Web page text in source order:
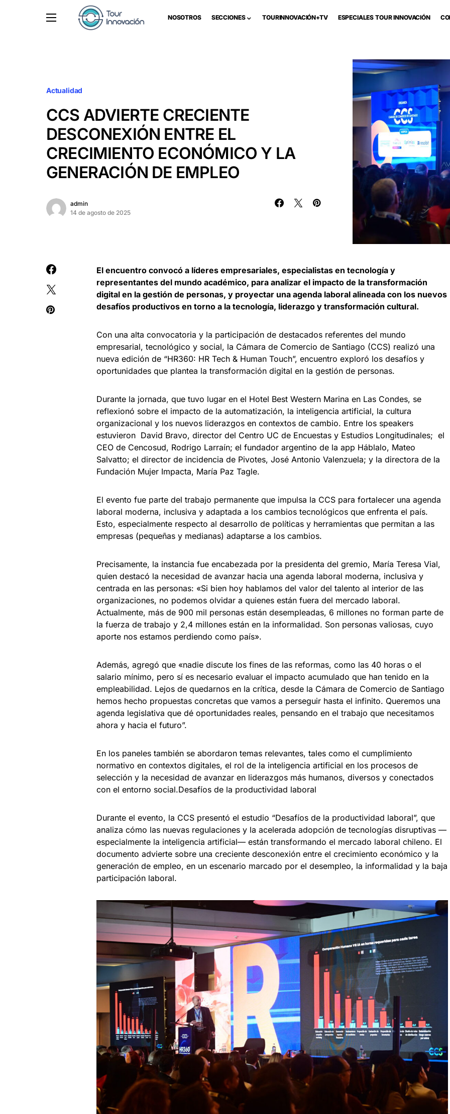
NOSOTROS SECCIONES TOURINNOVACIÓN+TV ESPECIALES TOUR INNOVACIÓN
Actualidad
CCS ADVIERTE CRECIENTE
DESCONEXIÓN ENTRE EL
CRECIMIENTO ECONÓMICO Y LA
GENERACIÓN DE EMPLEO ​
admin
14 de agosto de 2025
El encuentro convocó a líderes empresariales, especialistas en tecnología y
representantes del mundo académico, para analizar el impacto de la transformación
digital en la gestión de personas, y proyectar una agenda laboral alineada con los nuevos
desafíos productivos en torno a la tecnología, liderazgo y transformación cultural.
Con una alta convocatoria y la participación de destacados referentes del mundo
empresarial, tecnológico y social, la Cámara de Comercio de Santiago (CCS) realizó una
nueva edición de “HR360: HR Tech & Human Touch”, encuentro exploró los desafíos y
oportunidades que plantea la transformación digital en la gestión de personas.
Durante la jornada, que tuvo lugar en el Hotel Best Western Marina en Las Condes, se
reflexionó sobre el impacto de la automatización, la inteligencia artificial, la cultura
organizacional y los nuevos liderazgos en contextos de cambio. Entre los speakers
estuvieron ​ David Bravo, director del Centro UC de Encuestas y Estudios Longitudinales; ​ el
CEO de Cencosud, Rodrigo Larraín; el fundador argentino de la app Háblalo, Mateo
Salvatto; el director de incidencia de Pivotes, José Antonio Valenzuela; y la directora de la
Fundación Mujer Impacta, María Paz Tagle.
El evento fue parte del trabajo permanente que impulsa la CCS para fortalecer una agenda
laboral moderna, inclusiva y adaptada a los cambios tecnológicos que enfrenta el país.
Esto, especialmente respecto al desarrollo de políticas y herramientas que permitan a las
empresas (pequeñas y medianas) adaptarse a los cambios.
Precisamente, la instancia fue encabezada por la presidenta del gremio, María Teresa Vial,
quien destacó la necesidad de avanzar hacia una agenda laboral moderna, inclusiva y
centrada en las personas: «Si bien hoy hablamos del valor del talento al interior de las
organizaciones, no podemos olvidar a quienes están fuera del mercado laboral.
Actualmente, más de 900 mil personas están desempleadas, 6 millones no forman parte de
la fuerza de trabajo y 2,4 millones están en la informalidad. Son personas valiosas, cuyo
aporte nos estamos perdiendo como país».
Además, agregó que «nadie discute los fines de las reformas, como las 40 horas o el
salario mínimo, pero sí es necesario evaluar el impacto acumulado que han tenido en la
empleabilidad. Lejos de quedarnos en la crítica, desde la Cámara de Comercio de Santiago
hemos hecho propuestas concretas que vamos a perseguir hasta el infinito. Queremos una
agenda legislativa que dé oportunidades reales, pensando en el trabajo que necesitamos
ahora y hacia el futuro”.
En los paneles también se abordaron temas relevantes, tales como el cumplimiento
normativo en contextos digitales, el rol de la inteligencia artificial en los procesos de
selección y la necesidad de avanzar en liderazgos más humanos, diversos y conectados
con el entorno social.Desafíos de la productividad laboral
Durante el evento, la CCS presentó el estudio “Desafíos de la productividad laboral”, que
analiza cómo las nuevas regulaciones y la acelerada adopción de tecnologías disruptivas —
especialmente la inteligencia artificial— están transformando el mercado laboral chileno. El
documento advierte sobre una creciente desconexión entre el crecimiento económico y la
generación de empleo, en un escenario marcado por el desempleo, la informalidad y la baja
participación laboral.